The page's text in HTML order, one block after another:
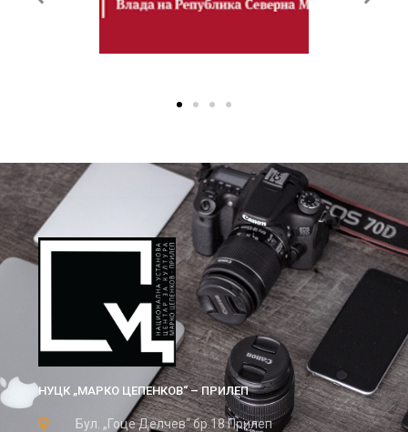
НУЦК „МАРКО ЦЕПЕНКОВ“ – ПРИЛЕП
Бул. „Гоце Делчев“ бр.18 Прилеп